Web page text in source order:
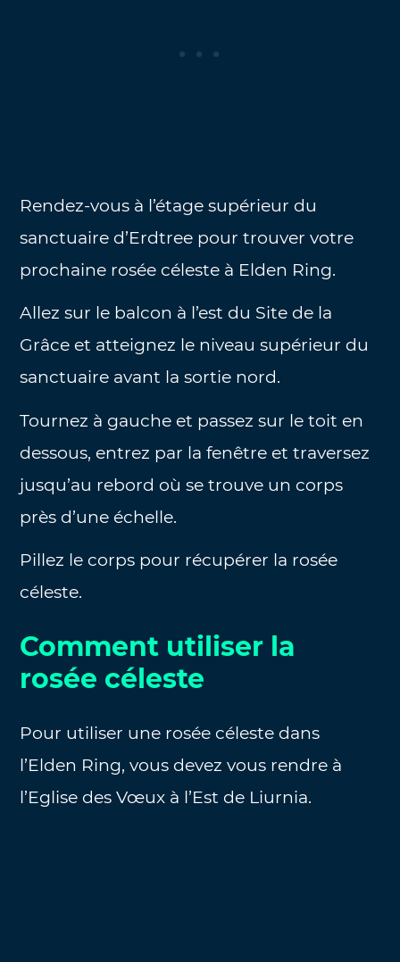
Rendez-vous à l’étage supérieur du
sanctuaire d’Erdtree pour trouver votre
prochaine rosée céleste à Elden Ring.
Allez sur le balcon à l’est du Site de la
Grâce et atteignez le niveau supérieur du
sanctuaire avant la sortie nord.
Tournez à gauche et passez sur le toit en
dessous, entrez par la fenêtre et traversez
jusqu’au rebord où se trouve un corps
près d’une échelle.
Pillez le corps pour récupérer la rosée
céleste.
Comment utiliser la
rosée céleste
Pour utiliser une rosée céleste dans
l’Elden Ring, vous devez vous rendre à
l’Eglise des Vœux à l’Est de Liurnia.